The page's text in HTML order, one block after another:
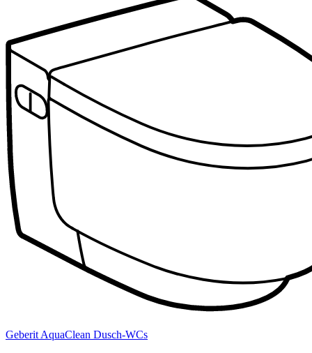
Geberit AquaClean Dusch-WCs